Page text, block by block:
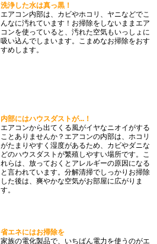
洗浄した水は真っ黒！
エアコン内部は、カビやホコリ、ヤニなどでこ
んなに汚れています！お掃除をしないままエア
コンを使っていると、汚れた空気もいっしょに
吸い込んでしまいます。こまめなお掃除をおす
すめします。
内部にはハウスダストが...！
エアコンから出てくる風がイヤなニオイがする
ことありませんか？エアコンの内部は、ホコリ
がたまりやすく湿度があるため、カビやダニな
どのハウスダストが繁殖しやすい場所です。こ
れらは、放っておくとアレルギーの原因になる
と言われています。分解清掃でしっかりお掃除
した後は、爽やかな空気がお部屋に広がりま
す。
省エネにはお掃除を
家族の電化製品で、いちばん電力を使うのがエ